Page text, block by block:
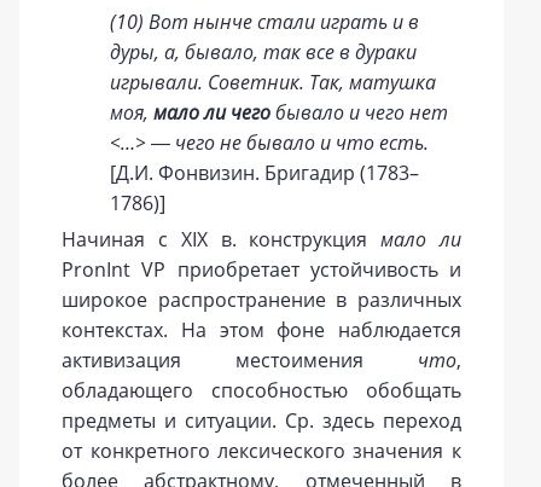
(10) Вот нынче стали играть и в
дуры, а, бывало, так все в дураки
игрывали. Советник. Так, матушка
моя,мало ли чегобывало и чего нет
<…> ― чего не бывало и что есть.
[Д.И. Фонвизин. Бригадир (1783–
1786)]
Начиная с XIX в. конструкциямало ли
PronInt VP приобретает устойчивость и
широкое распространение в различных
контекстах. На этом фоне наблюдается
активизация местоимения что,
обладающего способностью обобщать
предметы и ситуации. Ср. здесь переход
от конкретного лексического значения к
более абстрактному, отмеченный в